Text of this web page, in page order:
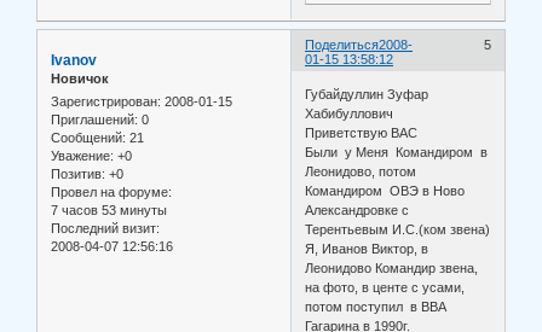
Поделиться 5
2008-
01-15 13:58:12
Ivanov
Новичок
Зарегистрирован: 2008-01-15
Приглашений: 0
Сообщений: 21
Уважение: +0
Позитив: +0
Провел на форуме:
7 часов 53 минуты
Последний визит:
2008-04-07 12:56:16
Губайдуллин Зуфар
Хабибуллович
Приветствую ВАС
Были у Меня Командиром в
Леонидово, потом
Командиром ОВЭ в Ново
Александровке с
Терентьевым И.С.(ком звена)
Я, Иванов Виктор, в
Леонидово Командир звена,
на фото, в центе с усами,
потом поступил в ВВА
Гагарина в 1990г.